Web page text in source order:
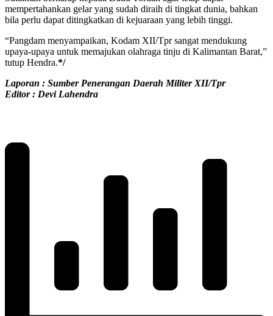
mempertahankan gelar yang sudah diraih di tingkat dunia, bahkan
bila perlu dapat ditingkatkan di kejuaraan yang lebih tinggi.
“Pangdam menyampaikan, Kodam XII/Tpr sangat mendukung
upaya-upaya untuk memajukan olahraga tinju di Kalimantan Barat,”
tutup Hendra.*/
Laporan : Sumber Penerangan Daerah Militer XII/Tpr
Editor : Devi Lahendra